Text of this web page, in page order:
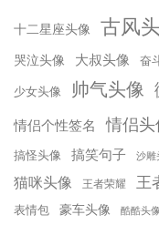
十二星座头像 古风
哭泣头像 大叔头像 奋
少女头像 帅气头像
情侣个性签名 情侣头
搞怪头像 搞笑句子 沙雕
猫咪头像 王者荣耀 王
表情包 豪车头像 酷酷头像